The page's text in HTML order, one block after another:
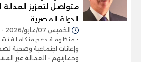
متواصل لتعزيز العدالة
الدولة المصرية
الخميس 07/مايو/2026 - 03:56 م
وإعانات اجتماعية وصحية
وحمايتهم - العمالة غير